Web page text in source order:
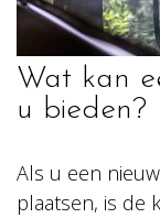
Wat kan
u bieden?
Als u een
plaatsen, is de